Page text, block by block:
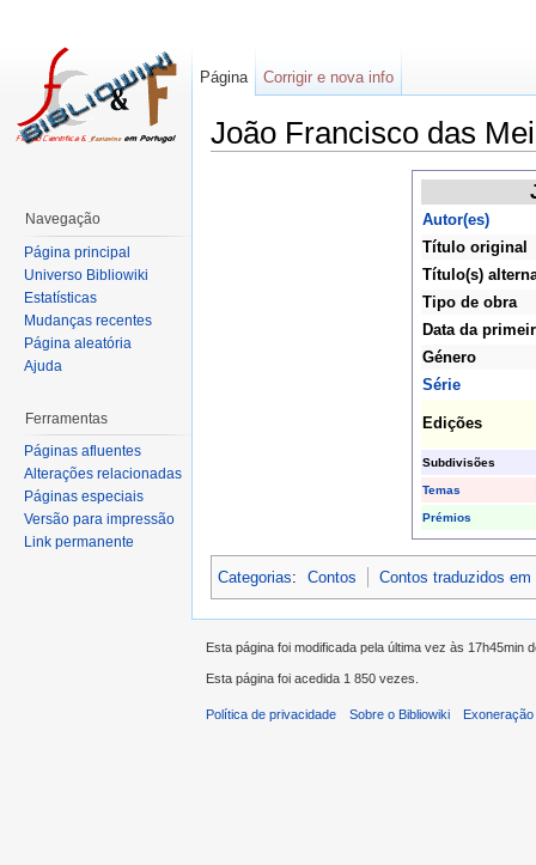
João Francisco das
Autor(es)
Título original
Título(s)
Tipo de obra
Data da
Género
Série
Edições
Subdivisões
Temas
Prémios
Categorias: Contos Contos traduzidos em
Página Corrigir e nova info
Navegação
Página principal
Universo Bibliowiki
Estatísticas
Mudanças recentes
Página aleatória
Ajuda
Ferramentas
Páginas afluentes
Alterações relacionadas
Páginas especiais
Versão para impressão
Link permanente
Esta página foi modificada pela última vez às 17h45min
Esta página foi acedida 1 850 vezes.
Política de privacidade Sobre o Bibliowiki